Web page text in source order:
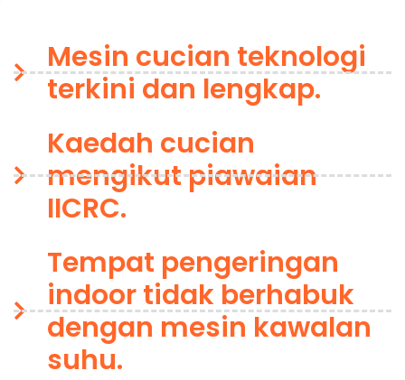
Mesin cucian teknologi
terkini dan lengkap.
Kaedah cucian
mengikut piawaian
IICRC.
Tempat pengeringan
indoor tidak berhabuk
dengan mesin kawalan
suhu.